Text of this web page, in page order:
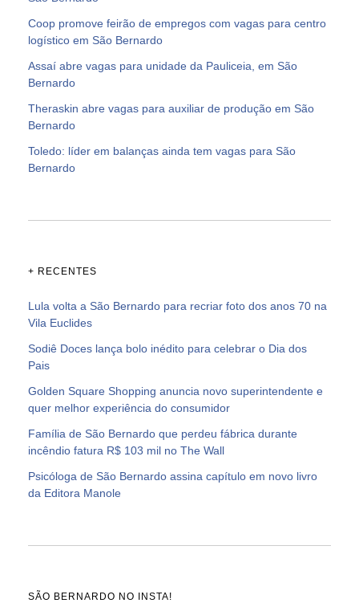
Coop promove feirão de empregos com vagas para centro
logístico em São Bernardo
Assaí abre vagas para unidade da Pauliceia, em São
Bernardo
Theraskin abre vagas para auxiliar de produção em São
Bernardo
Toledo: líder em balanças ainda tem vagas para São
Bernardo
+ RECENTES
Lula volta a São Bernardo para recriar foto dos anos 70 na
Vila Euclides
Sodiê Doces lança bolo inédito para celebrar o Dia dos
Pais
Golden Square Shopping anuncia novo superintendente e
quer melhor experiência do consumidor
Família de São Bernardo que perdeu fábrica durante
incêndio fatura R$ 103 mil no The Wall
Psicóloga de São Bernardo assina capítulo em novo livro
da Editora Manole
SÃO BERNARDO NO INSTA!